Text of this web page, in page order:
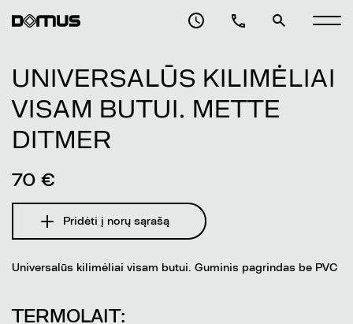
UNIVERSALŪS KILIMĖLIAI
VISAM BUTUI. METTE
DITMER
70 €
Pridėti į norų sąrašą
Universalūs kilimėliai visam butui. Guminis pagrindas be PVC
TERMOLAIT: